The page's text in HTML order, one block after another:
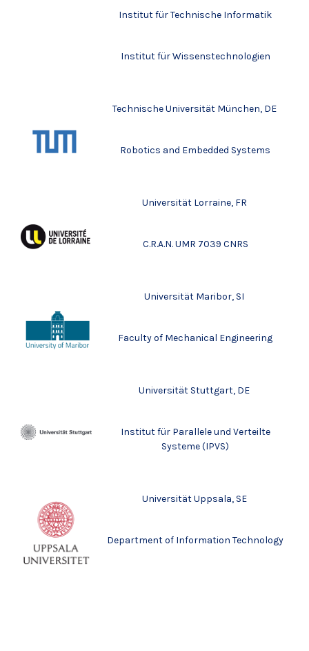
Institut für Technische Informatik
Institut für Wissenstechnologien
Technische Universität München, DE
Robotics and Embedded Systems
Universität Lorraine, FR
C.R.A.N. UMR 7039 CNRS
Universität Maribor, SI
Faculty of Mechanical Engineering
Universität Stuttgart, DE
Institut für Parallele und Verteilte
Systeme (IPVS)
Universität Uppsala, SE
Department of Information Technology